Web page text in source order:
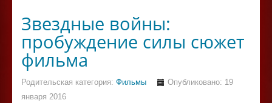
Звездные войны:
пробуждение силы сюжет
фильма
Родительская категория: Фильмы
Опубликовано: 19
января 2016